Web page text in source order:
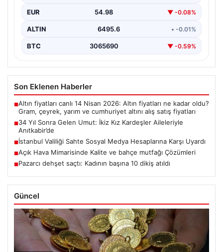
EUR 54.98 ▼ -0.08%
ALTIN 6495.6 • -0.01%
BTC 3065690 ▼ -0.59%
Son Eklenen Haberler
■Altın fiyatları canlı 14 Nisan 2026: Altın fiyatları ne kadar oldu?
Gram, çeyrek, yarım ve cumhuriyet altını alış satış fiyatları
■34 Yıl Sonra Gelen Umut: İkiz Kız Kardeşler Aileleriyle
Anıtkabir’de
■İstanbul Valiliği Sahte Sosyal Medya Hesaplarına Karşı Uyardı
■Açık Hava Mimarisinde Kalite ve bahçe mutfağı Çözümleri
■Pazarcı dehşet saçtı: Kadının başına 10 dikiş atıldı
Güncel